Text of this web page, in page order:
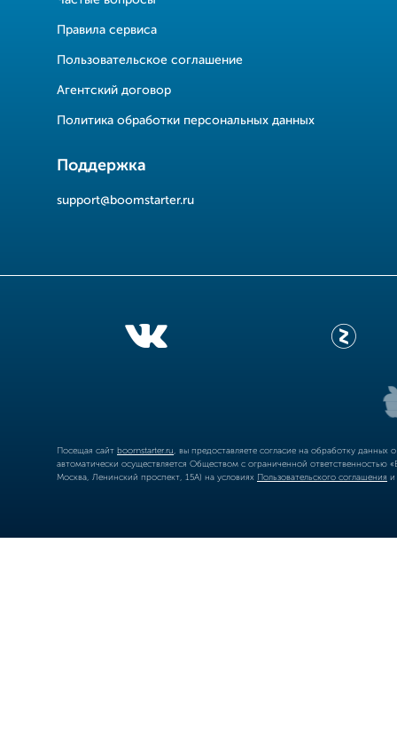
Правила сервиса
Пользовательское соглашение
Агентский договор
Политика обработки персональных данных
Поддержка
support@boomstarter.ru
Посещая сайт boomstarter.ru , вы предоставляете согласие на обработку
автоматически осуществляется Обществом с ограниченной
Москва, Ленинский проспект, 15А) на условиях Пользовательского соглашения и